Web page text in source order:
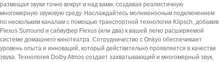
размещая звуки точно вокруг и над вами, создавая реалистичную
многомерную звуковую среду. Наслаждайтесь молниеносным подключением
по нескольким каналам с помощью транспортной технологии Klipsch, добавив
Flexus Surround и сабвуфер Flexus (или два) к вашей легко расширяемой
системе домашнего кинотеатра. Сотрудничество с Onkyo обеспечивает
уровень опыта и инноваций, который действительно проявляется в качестве
звука. Технология Dolby Atmos создает захватывающий и многомерный звук,